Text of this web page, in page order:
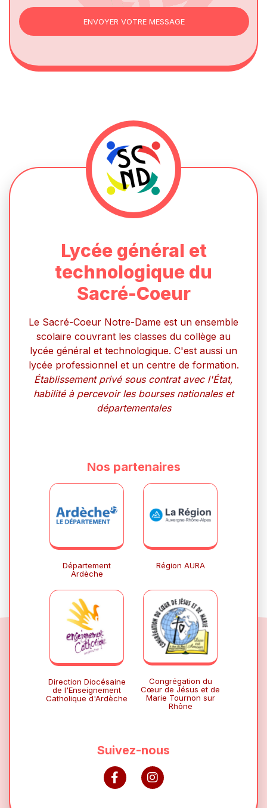
ENVOYER VOTRE MESSAGE
Lycée général et
technologique du
Sacré-Coeur
Le Sacré-Coeur Notre-Dame est un ensemble
scolaire couvrant les classes du collège au
lycée général et technologique. C'est aussi un
lycée professionnel et un centre de formation.
Établissement privé sous contrat avec l'État,
habilité à percevoir les bourses nationales et
départementales
Suivez-nous
Nos partenaires
Département
Ardèche
Région AURA
Direction Diocésaine
de l'Enseignement
Catholique d'Ardèche
Congrégation du
Cœur de Jésus et de
Marie Tournon sur
Rhône